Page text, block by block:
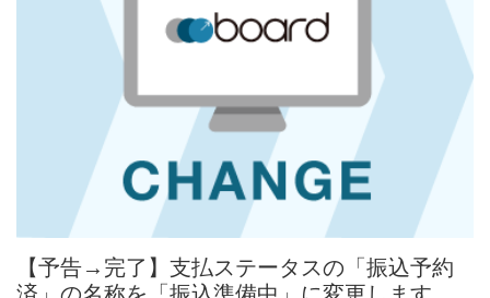
【予告→完了】支払ステータスの「振込予約